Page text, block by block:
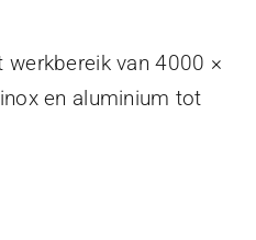
van 4000 ×
en aluminium tot